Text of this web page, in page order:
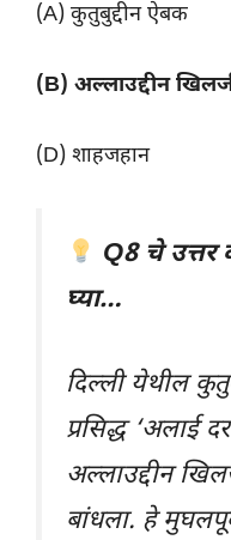
(A) कुतुबुद्दीन ऐबक
(B) अल्लाउद्दीन
(D) शाहजहान
Q8 चे
घ्या…
दिल्ली येथील
प्रसिद्ध ‘अलाई
अल्लाउद्दीन
बांधला. हे